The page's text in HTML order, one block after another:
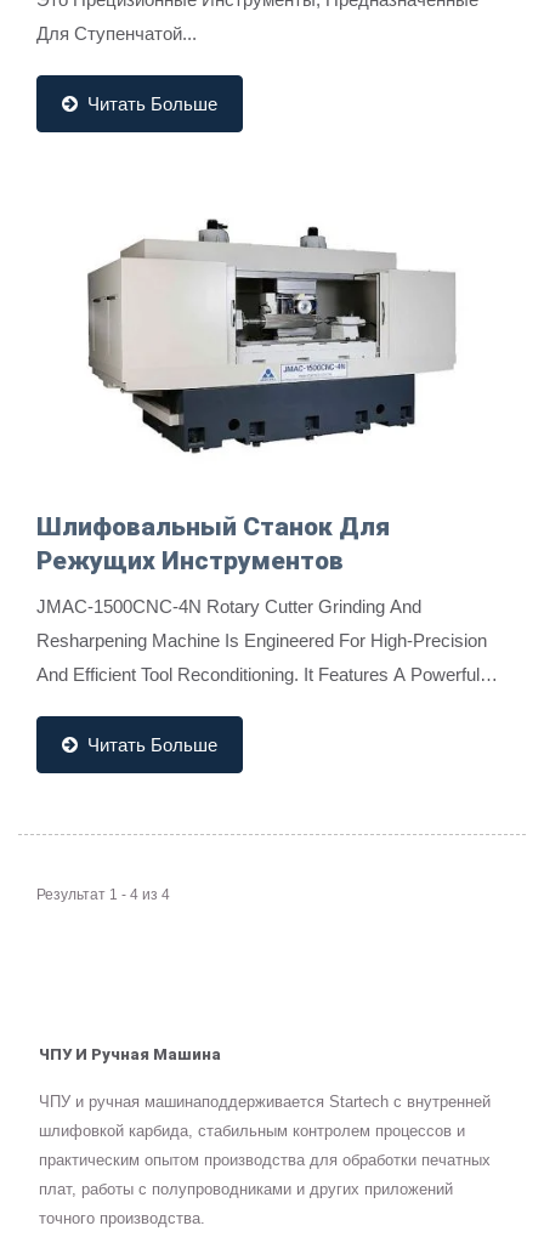
Для Ступенчатой...
Читать Больше
Шлифовальный Станок Для
Режущих Инструментов
JMAC-1500CNC-4N Rotary Cutter Grinding And
Resharpening Machine Is Engineered For High-Precision
And Efficient Tool Reconditioning. It Features A Powerful
Читать Больше
Результат 1 - 4 из 4
ЧПУ И Ручная Машина
ЧПУ и ручная машинаподдерживается Startech с внутренней
шлифовкой карбида, стабильным контролем процессов и
практическим опытом производства для обработки печатных
плат, работы с полупроводниками и других приложений
точного производства.